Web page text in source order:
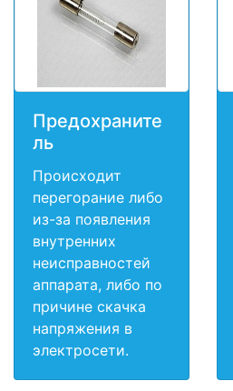
Предохраните
ль
Происходит
перегорание либо
из-за появления
внутренних
неисправностей
аппарата, либо по
причине скачка
напряжения в
электросети.